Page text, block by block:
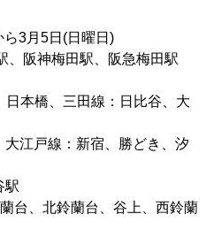
3月5日(日曜日)
阪神梅田駅、阪急梅田駅
本橋、三田線：日比谷、大
江戸線：新宿、勝どき、汐
駅
台、北鈴蘭台、谷上、西鈴蘭